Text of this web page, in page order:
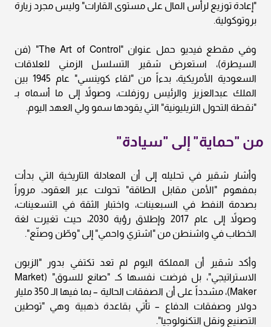
"إعادة توزيع لرأس المال على مستوى القارات" وليس مجرد زيارة
بروتوكولية.
وفي مقطع فيديو حمل عنوان "The Art of Control" (فن
السيطرة)، استعرض شقير التسلسل الزمني للعلاقات
السعودية الأمريكية، بدءاً من "لقاء كوينسي" عام 1945 بين
الملك عبدالعزيز والرئيس روزفلت، وصولاً إلى ما أسماه بـ
"نقطة التحول التريليونية" التي يقودها سمو ولي العهد اليوم.
من "حماية" إلى "سيادة"
وأشار شقير في تحليله إلى أن المعادلة التاريخية التي بدأت
بمفهوم "الأمن مقابل الطاقة" تحولت عبر العقود، مروراً
بصدمة النفط في السبعينات، واختبار الثقة في التسعينات،
وصولاً إلى عام 2017 وإطلاق رؤية 2030، حيث تغيرت لغة
الخطاب في واشنطن من "اشتري واحمي" إلى "وطّن وصنّع".
وأكد شقير أن المملكة اليوم لم تعد تكتفي بدور "الزبون
الاستراتيجي"، بل فرضت نفسها كـ "صانع للسوق" (Market
Maker)، مشدداً على أن الصفقات الحالية – بما فيها الـ 350 مليار
دولار وصفقات الدفاع – تأتي بقاعدة ذهبية وهي "توطين
التصنيع ونقل التكنولوجيا".